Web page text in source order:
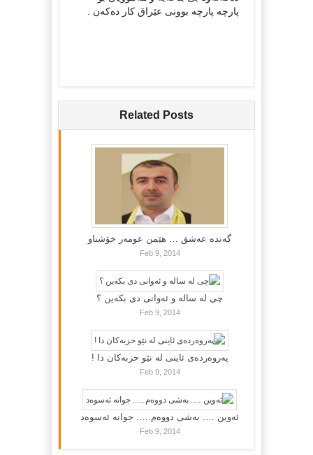
پارچه‌ پارچه‌ بوونی عێراق كار ده‌كه‌ن .
Related Posts
گه‌نده‌ عه‌شق … هێمن عومه‌ر خۆشناو
Feb 9, 2014
چی لە سالە و ئەوانی دی بكەین ؟
Feb 9, 2014
پەروەردەی ئاینی لە نێو حزبەکان دا !
Feb 9, 2014
ئەوین …. بەشی دووەم….. جوانە ئەسوەد
Feb 9, 2014